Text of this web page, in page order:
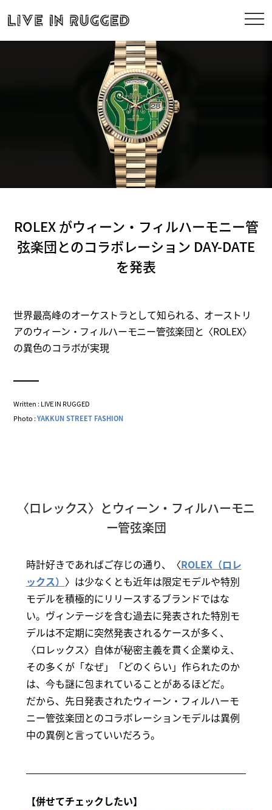
ROLEX がウィーン・フィルハーモニー管
弦楽団とのコラボレーション DAY-DATE
を発表
世界最高峰のオーケストラとして知られる、オーストリ
アのウィーン・フィルハーモニー管弦楽団と〈ROLEX〉
の異色のコラボが実現
Written : LIVE IN RUGGED
Photo :YAKKUN STREET FASHION
〈ロレックス〉とウィーン・フィルハーモニ
ー管弦楽団
時計好きであればご存じの通り、〈ROLEX（ロレ
ックス） 〉は少なくとも近年は限定モデルや特別
モデルを積極的にリリースするブランドではな
い。ヴィンテージを含む過去に発表された特別モ
デルは不定期に突然発表されるケースが多く、
〈ロレックス〉自体が秘密主義を貫く企業ゆえ、
その多くが「なぜ」「どのくらい」作られたのか
は、今も謎に包まれていることがあるほどだ。
だから、先日発表されたウィーン・フィルハーモ
ニー管弦楽団とのコラボレーションモデルは異例
中の異例と言っていいだろう。
【併せてチェックしたい】